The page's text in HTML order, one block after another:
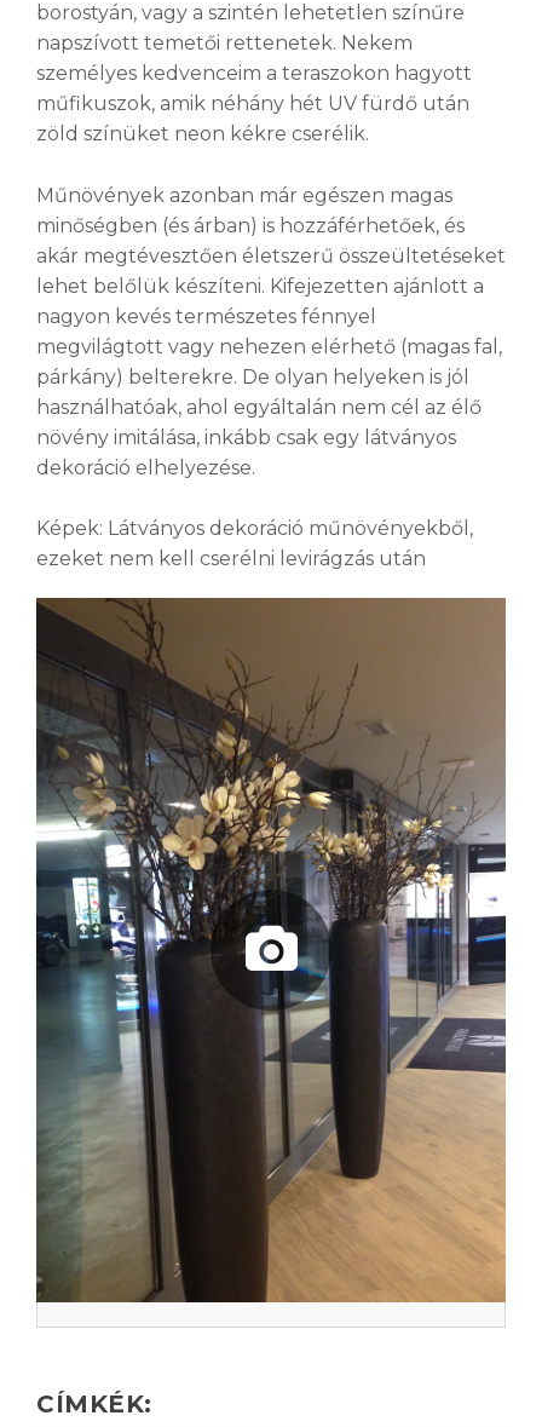
borostyán, vagy a szintén lehetetlen színűre
napszívott temetői rettenetek. Nekem
személyes kedvenceim a teraszokon hagyott
műfikuszok, amik néhány hét UV fürdő után
zöld színüket neon kékre cserélik.
Műnövények azonban már egészen magas
minőségben (és árban) is hozzáférhetőek, és
akár megtévesztően életszerű összeültetéseket
lehet belőlük készíteni. Kifejezetten ajánlott a
nagyon kevés természetes fénnyel
megvilágtott vagy nehezen elérhető (magas fal,
párkány) belterekre. De olyan helyeken is jól
használhatóak, ahol egyáltalán nem cél az élő
növény imitálása, inkább csak egy látványos
dekoráció elhelyezése.
Képek: Látványos dekoráció műnövényekből,
ezeket nem kell cserélni levirágzás után
CÍMKÉK: